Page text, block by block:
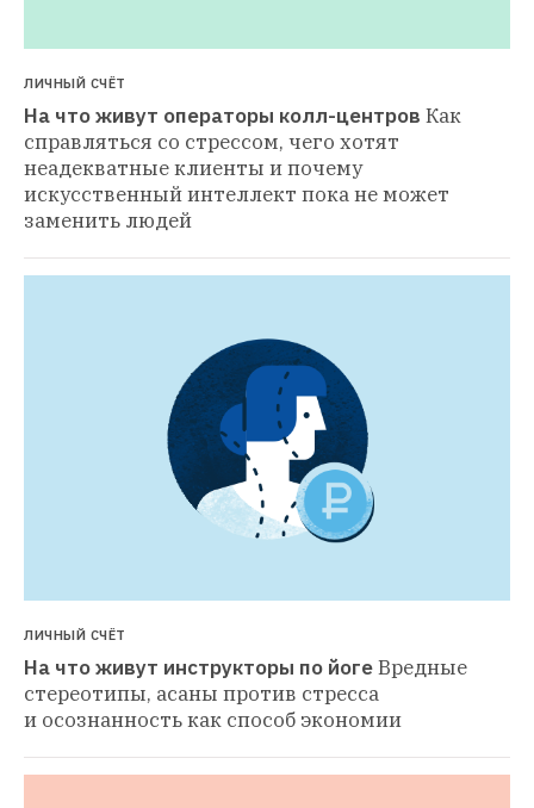
ЛИЧНЫЙ СЧЁТ
На что живут операторы колл-центров Как
справляться со стрессом, чего хотят
неадекватные клиенты и почему
искусственный интеллект пока не может
заменить людей
ЛИЧНЫЙ СЧЁТ
На что живут инструкторы по йогеВредные
стереотипы, асаны против стресса
и осознанность как способ экономии